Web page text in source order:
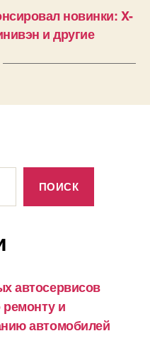
новинки: X-
и другие
ПОИСК
автосервисов
ремонту и
автомобилей